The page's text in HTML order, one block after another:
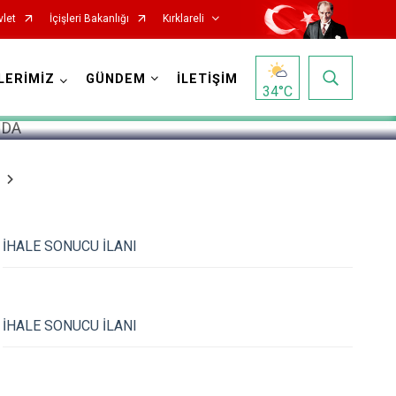
İçişleri Bakanlığı Kırklareli
GÜNDEM İLETİŞİM
34°C
İHALE SONUCU İLANI
İHALE SONUCU İLANI